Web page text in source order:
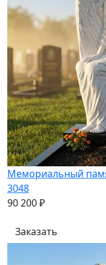
Мемориальный
3048
90 200 ₽
Заказать